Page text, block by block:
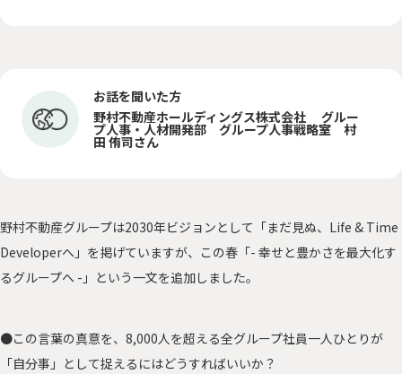
お話を聞いた方
野村不動産ホールディングス株式会社 グルー
プ人事・人材開発部 グループ人事戦略室 村
田 侑司さん
野村不動産グループは2030年ビジョンとして「まだ見ぬ、Life & Time
Developerへ」を掲げていますが、この春「- 幸せと豊かさを最大化す
るグループへ -」という一文を追加しました。
●この言葉の真意を、8,000人を超える全グループ社員一人ひとりが
「自分事」として捉えるにはどうすればいいか？